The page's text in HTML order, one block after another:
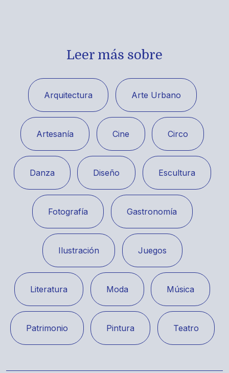
Leer más sobre
Arquitectura Arte Urbano
Artesanía Cine Circo
Danza Diseño Escultura
Fotografía Gastronomía
Ilustración Juegos
Literatura Moda Música
Patrimonio Pintura Teatro